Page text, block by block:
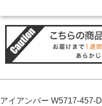
アイアンバー W5717-457-D